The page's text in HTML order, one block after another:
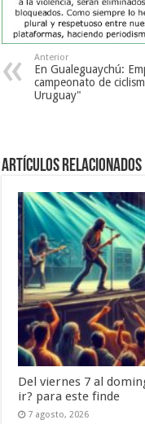
Anterior
En Gualeguaychú:
campeonato de
Uruguay"
Artículos Relacionados
Del viernes 7 al
ir? para este finde
7 agosto, 2026